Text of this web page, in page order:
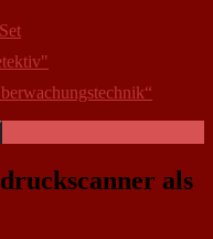
als